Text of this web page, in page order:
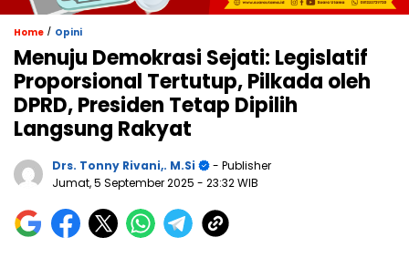
Home / Opini
Menuju Demokrasi Sejati: Legislatif
Proporsional Tertutup, Pilkada oleh
DPRD, Presiden Tetap Dipilih
Langsung Rakyat
Drs. Tonny Rivani,. M.Si
- Publisher
Jumat, 5 September 2025 - 23:32 WIB